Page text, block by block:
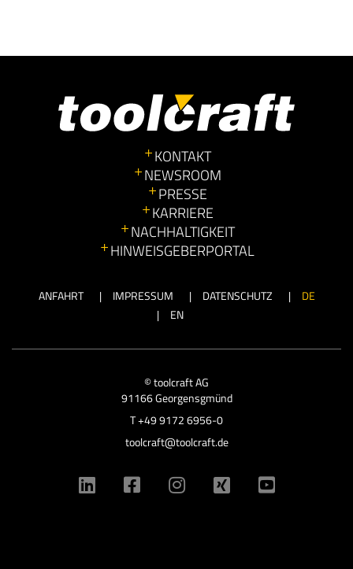
KONTAKT
NEWSROOM
PRESSE
KARRIERE
NACHHALTIGKEIT
HINWEISGEBERPORTAL
ANFAHRT IMPRESSUM DATENSCHUTZ
DE
EN
© toolcraft AG
91166 Georgensgmünd
T+49 9172 6956-0
toolcraft@toolcraft.de